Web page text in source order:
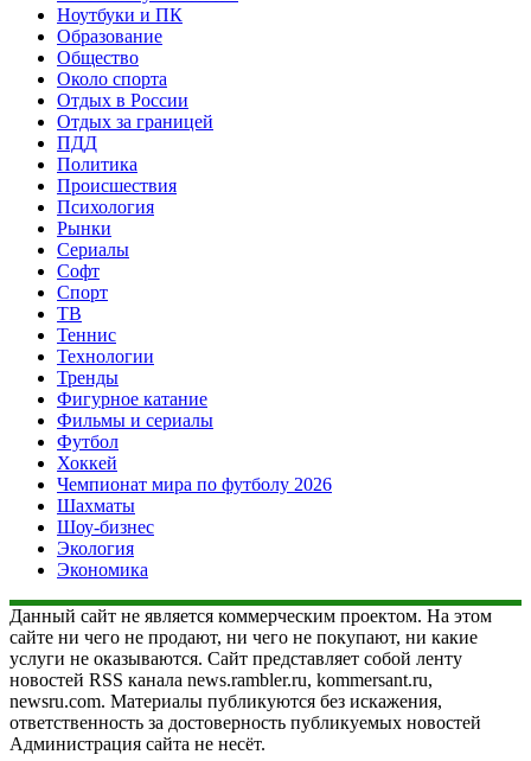
Ноутбуки и ПК
Образование
Общество
Около спорта
Отдых в России
Отдых за границей
ПДД
Политика
Происшествия
Психология
Рынки
Сериалы
Софт
Спорт
ТВ
Теннис
Технологии
Тренды
Фигурное катание
Фильмы и сериалы
Футбол
Хоккей
Чемпионат мира по футболу 2026
Шахматы
Шоу-бизнес
Экология
Экономика
Данный сайт не является коммерческим проектом. На этом
сайте ни чего не продают, ни чего не покупают, ни какие
услуги не оказываются. Сайт представляет собой ленту
новостей RSS канала news.rambler.ru, kommersant.ru,
newsru.com. Материалы публикуются без искажения,
ответственность за достоверность публикуемых новостей
Администрация сайта не несёт.